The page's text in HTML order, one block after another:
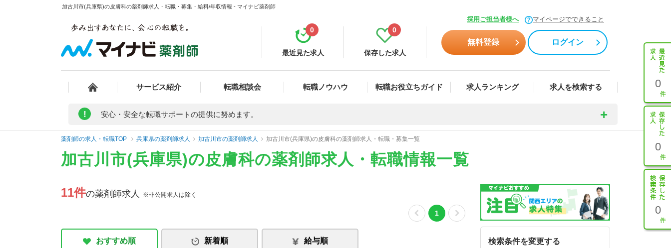
加古川市(兵庫県)の皮膚科の薬剤師求人・転職・募集・給料/年収情報 - マイナビ薬剤師
採用ご担当者様へ マイページでできること
最近見た求人
0
保存した求人
0
無料登録 ログイン
サービス紹介 転職相談会 転職ノウハウ 転職お役立ちガイド 求人ランキング 求人を検索する 0
0
0
! 安心・安全な転職サポートの提供に努めます。
薬剤師の求人・転職TOP 兵庫県の薬剤師求人 加古川市の薬剤師求人 加古川市(兵庫県)の皮膚科の薬剤師求人・転職・募集一覧
加古川市(兵庫県)の皮膚科の薬剤師求人・転職情報一覧
11件の薬剤師求人 ※非公開求人は除く
1
おすすめ順 新着順 給与順 検索条件を変更する